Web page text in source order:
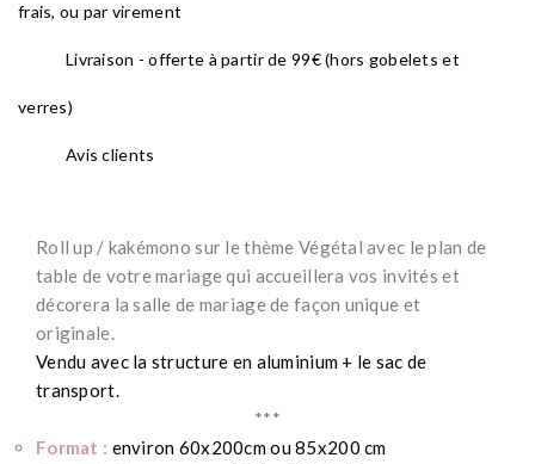
frais, ou par virement
Livraison - offerte à partir de 99€ (hors gobelets et
verres)
Avis clients
Roll up / kakémono sur le thème Végétal avec le plan de
table de votre mariage qui accueillera vos invités et
décorera la salle de mariage de façon unique et
originale.
Vendu avec la structure en aluminium + le sac de
transport.
***
Format : environ 60x200cm ou 85x200 cm